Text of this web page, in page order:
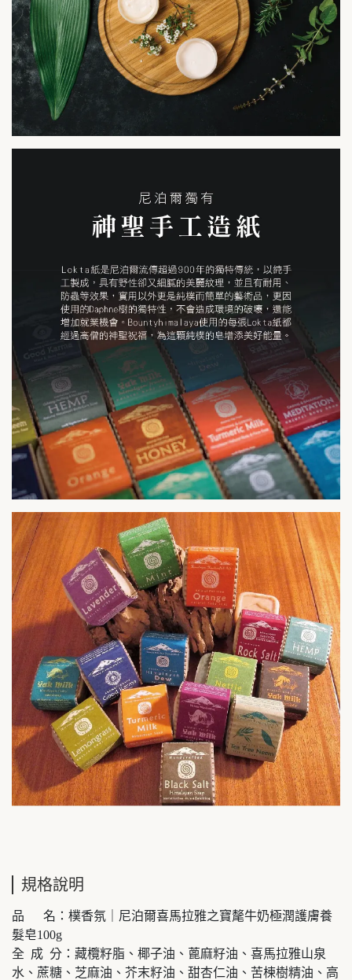
規格說明
品 名：樸香氛｜尼泊爾喜馬拉雅之寶氂牛奶極潤護膚養
髮皂100g
全 成 分：藏欖籽脂、椰子油、蓖麻籽油、喜馬拉雅山泉
水、蔗糖、芝麻油、芥末籽油、甜杏仁油、苦楝樹精油、高